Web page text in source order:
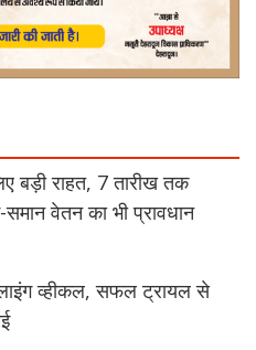
बड़ी राहत, 7 तारीख तक
समान वेतन का भी प्रावधान
व्हीकल, सफल ट्रायल से